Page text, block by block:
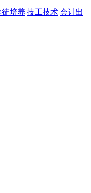
徒培养 技工技术 会计出